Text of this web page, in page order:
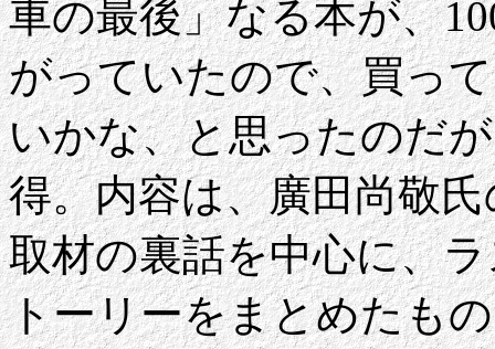
車の最後」なる本が、
がっていたので、買っ
いかな、と思ったのだ
得。内容は、廣田尚敬
取材の裏話を中心に、
トーリーをまとめたも